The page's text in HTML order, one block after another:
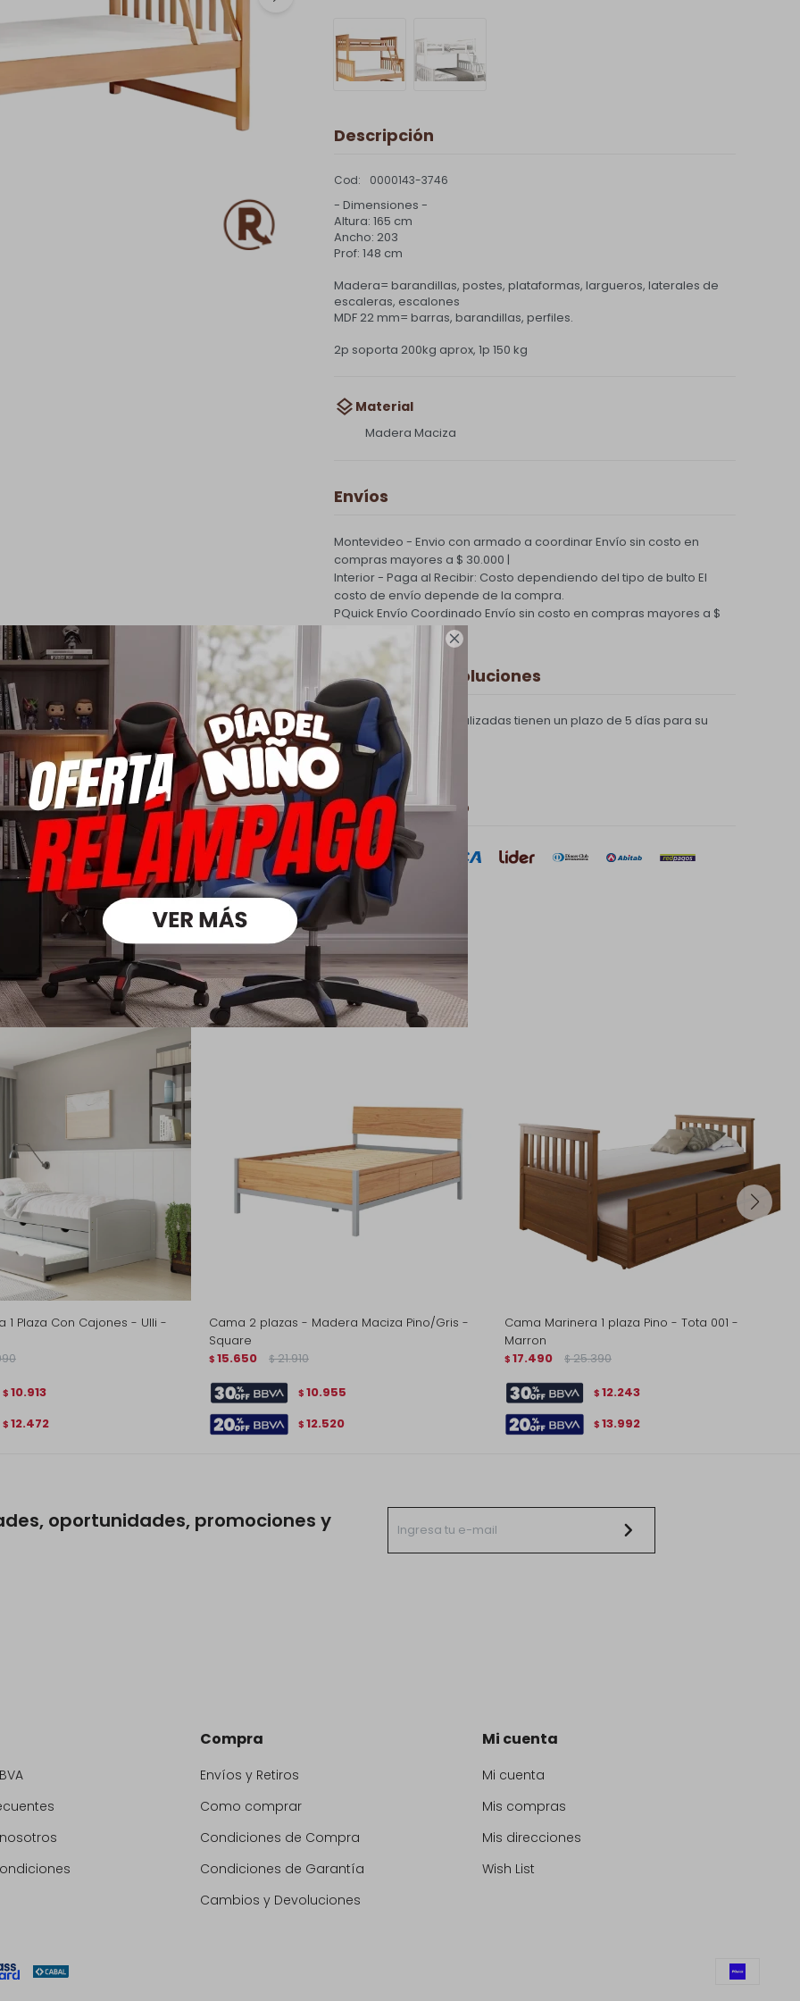

Descripción
0000143-3746
- Dimensiones -
Altura: 165 cm
Ancho: 203
Prof: 148 cm
Madera= barandillas, postes, plataformas, largueros, laterales de
escaleras, escalones
MDF 22 mm= barras, barandillas, perfiles.
2p soporta 200kg aprox, 1p 150 kg
Material
Madera Maciza
Envíos
Montevideo - Envio con armado a coordinarEnvío sin costo en
compras mayores a $ 30.000 |
Interior - Paga al Recibir: Costo dependiendo del tipo de bulto El
costo de envío depende de la compra.
PQuick Envío Coordinado Envío sin costo en compras mayores a $
Cambios y Devoluciones
Todas las compras realizadas tienen un plazo de 5 días para su
cambio.
Ver mas
Medios de pago
que te pueden interesar
1 Plaza Con Cajones - Ulli -
$ 10.913
$ 12.472
Cama 2 plazas - Madera Maciza Pino/Gris -
Square
$ 15.650 $ 21.910
$ 10.955
$ 12.520
Cama Marinera 1 plaza Pino - Tota 001 -
Marron
$ 17.490 $ 25.390
$ 12.243
$ 13.992
oportunidades, promociones y
Compra
Envíos y Retiros
Como comprar
Condiciones de Compra
Condiciones de Garantía
Cambios y Devoluciones
Mi cuenta
Mi cuenta
Mis compras
Mis direcciones
Wish List